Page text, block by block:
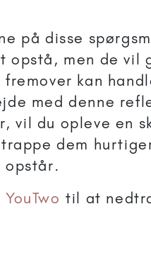
på disse
opstå, men de vil
kan
med denne
vil du opleve en
dem
opstår.
YouTwo til at